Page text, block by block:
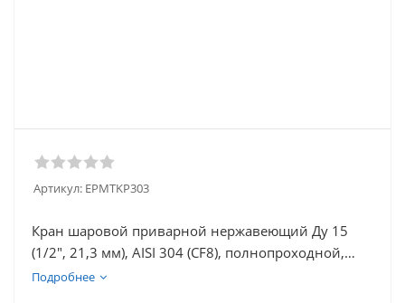
Артикул: EPMTKP303
Кран шаровой приварной нержавеющий Ду 15
(1/2", 21,3 мм), AISI 304 (CF8), полнопроходной,
трехсоставной (3PC), разборный, с блокировкой
Подробнее